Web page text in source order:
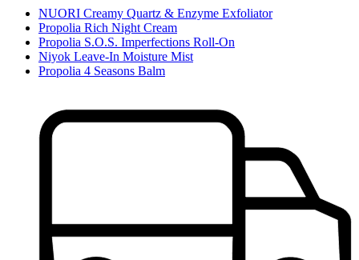
NUORI Creamy Quartz & Enzyme Exfoliator
Propolia Rich Night Cream
Propolia S.O.S. Imperfections Roll-On
Niyok Leave-In Moisture Mist
Propolia 4 Seasons Balm